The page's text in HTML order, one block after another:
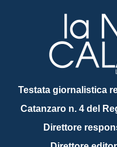
Testata giornalistica
Catanzaro n. 4 del
Direttore